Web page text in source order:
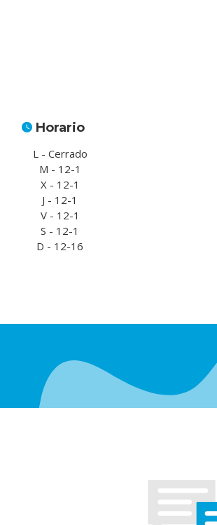
Horario
L - Cerrado
M - 12-1
X - 12-1
J - 12-1
V - 12-1
S - 12-1
D - 12-16